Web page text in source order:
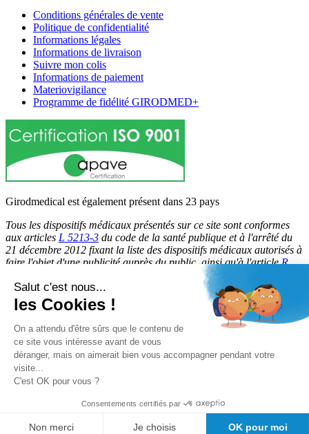
Conditions générales de vente
Politique de confidentialité
Informations légales
Informations de livraison
Suivre mon colis
Informations de paiement
Materiovigilance
Programme de fidélité GIRODMED+
Girodmedical est également présent dans 23 pays
Tous les dispositifs médicaux présentés sur ce site sont conformes
aux articles L 5213-3 du code de la santé publique et à l'arrêté du
21 décembre 2012 fixant la liste des dispositifs médicaux autorisés à
faire l'objet d'une publicité auprès du public, ainsi qu'à l'articleR
du code de la santé publique. Par conséquent, ils peuvent
être légalement promus et rendus accessibles au public.
© 2026 Girodmedical. Tous droits réservés.
Paiement 100 % sécurisé !
Contrôle Anti-Fraude, Certificat SSL
Salut c'est nous...
les Cookies !
On a attendu d'être sûrs que le contenu de
ce site vous intéresse avant de vous
déranger, mais on aimerait bien vous accompagner pendant votre
visite...
C'est OK pour vous ?
Consentements certifiés par
Non merci Je choisis OK pour moi